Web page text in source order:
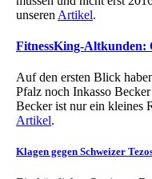
unseren Artikel.
FitnessKing-Altkunden:
Auf den ersten Blick
Pfalz noch Inkasso
Becker ist nur ein kleines
Artikel.
Klagen gegen Schweizer